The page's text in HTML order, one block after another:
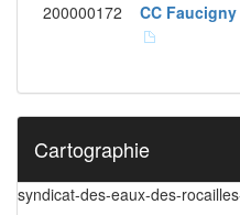
200000172 CC
Cartographie
syndicat-des-eaux-des-